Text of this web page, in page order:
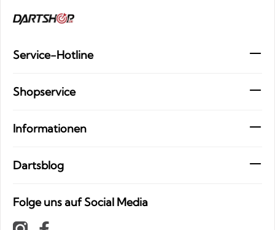
Service-Hotline
Shopservice
Informationen
Dartsblog
Folge uns auf Social Media